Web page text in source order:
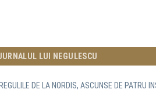
LUI NEGULESCU
DE LA NORDIS, ASCUNSE DE PATRU